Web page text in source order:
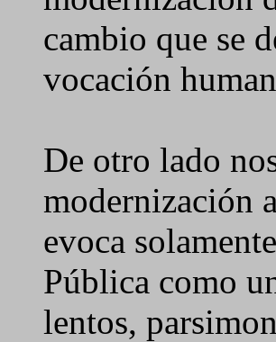
cambio que se
vocación
De otro lado
modernización
evoca
Pública como
lentos,